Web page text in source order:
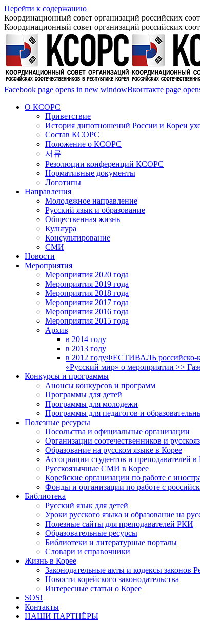
Перейти к содержанию
Координационный совет организаций российских
Координационный совет организаций российских
Facebook page opens in new windowВконтакте page
О КСОРС
Приветствие
История дипотношений России и Кореи
Состав КСОРС
Положение о КСОРС
서류
Резолюции конференций КСОРС
Нормативные документы
Логотипы
Направления
Молодежное направление
Русский язык и образование
Общественная жизнь
Культура
Консультирование
СМИ
Новости
Мероприятия
Мероприятия 2020 года
Мероприятия 2019 года
Мероприятия 2018 годa
Мероприятия 2017 года
Мероприятия 2016 года
Мероприятия 2015 года
Архив
в 2014 году
в 2013 году
в 2012 годуФЕСТИВАЛЬ российско-
«Русский мир» о мероприятии >>
Конкурсы и программы
Анонсы конкурсов и программ
Программы для детей
Программы для молодежи
Программы для педагогов и
Полезные ресурсы
Посольства и официальные организации
Организации соотечественников и
Образование на русском языке в Корее
Ассоциации студентов и преподавателей в
Русскоязычные СМИ в Корее
Корейские организации по работе с
Фонды и организации по работе с
Библиотека
Русский язык для детей
Уроки русского языка и образование на
Полезные сайты для преподавателей РКИ
Образовательные ресурсы
Библиотеки и литературные порталы
Словари и справочники
Жизнь в Корее
Законодательные акты и кодексы законов
Новости корейского законодательства
Интересные статьи о Корее
SOS!
Контакты
НАШИ ПАРТНЁРЫ